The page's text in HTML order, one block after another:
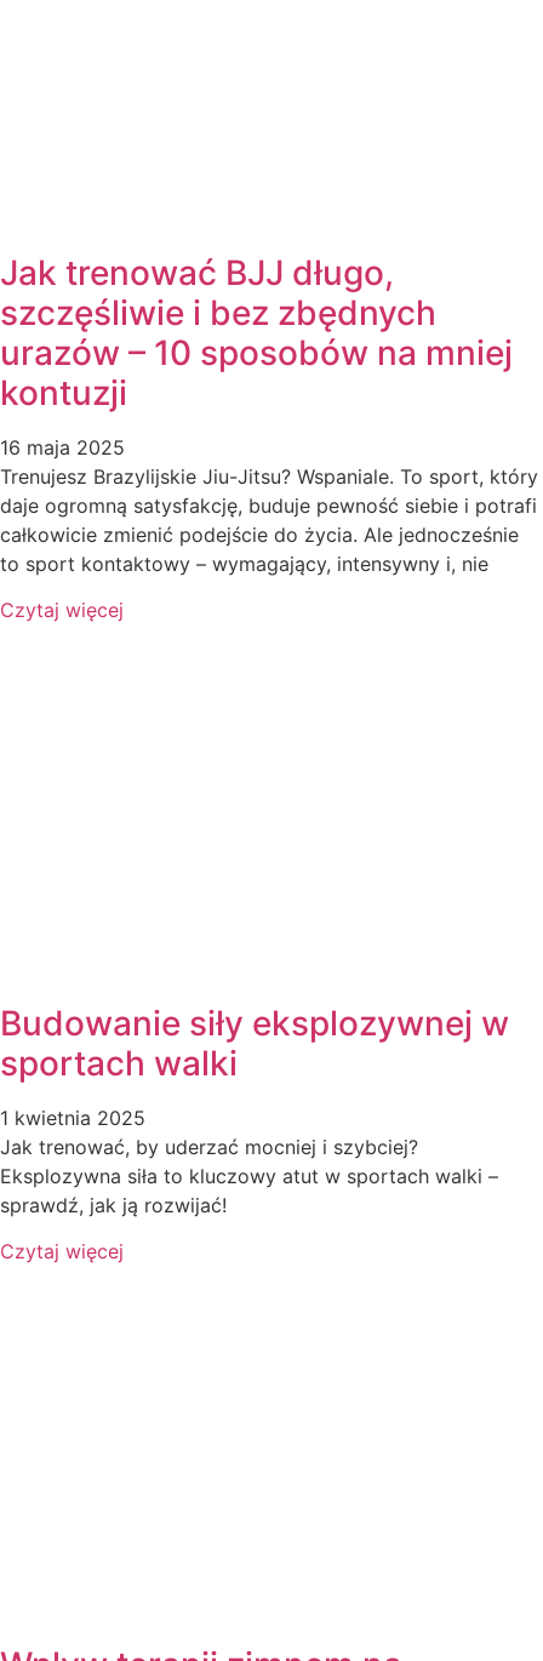
Jak trenować BJJ długo,
szczęśliwie i bez zbędnych
urazów – 10 sposobów na mniej
kontuzji
16 maja 2025
Trenujesz Brazylijskie Jiu-Jitsu? Wspaniale. To sport, który
daje ogromną satysfakcję, buduje pewność siebie i potrafi
całkowicie zmienić podejście do życia. Ale jednocześnie
to sport kontaktowy – wymagający, intensywny i, nie
Czytaj więcej
Budowanie siły eksplozywnej w
sportach walki
1 kwietnia 2025
Jak trenować, by uderzać mocniej i szybciej?
Eksplozywna siła to kluczowy atut w sportach walki –
sprawdź, jak ją rozwijać!
Czytaj więcej